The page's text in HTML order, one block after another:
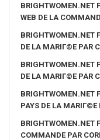
BRIGHTWOMEN.NET
WEB DE LA
BRIGHTWOMEN.NET
DE LA MARIГ©E PAR
BRIGHTWOMEN.NET
DE LA MARIГ©E PAR
BRIGHTWOMEN.NET
PAYS DE LA MARIГ©E
BRIGHTWOMEN.NET
COMMANDE PAR